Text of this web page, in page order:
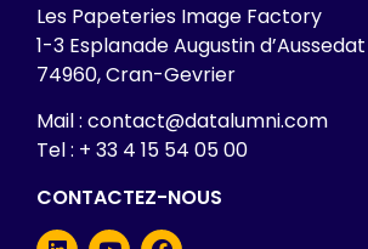
Les Papeteries Image Factory
1-3 Esplanade Augustin d’Aussedat
74960, Cran-Gevrier
Mail : contact@datalumni.com
Tel : + 33 4 15 54 05 00
CONTACTEZ-NOUS